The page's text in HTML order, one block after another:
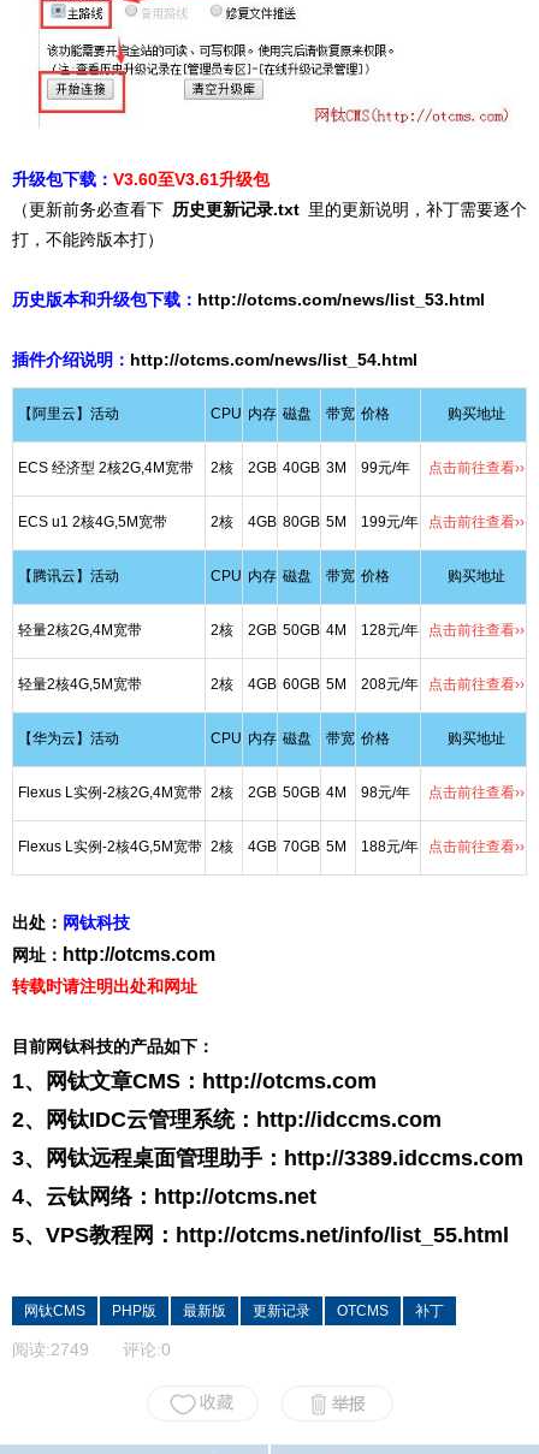
升级包下载： V3.60至V3.61升级包
（更新前务必查看下 历史更新记录.txt 里的更新说明，补丁需要逐个
打，不能跨版本打）
历史版本和升级包下载： http://otcms.com/news/list_53.html
插件介绍说明： http://otcms.com/news/list_54.html
【阿里云】活动 CPU 内存 磁盘 带宽 价格 购买地址
ECS 经济型 2核2G,4M宽带 2核 2GB 40GB 3M 99元/年 点击前往查看››
ECS u1 2核4G,5M宽带 2核 4GB 80GB 5M 199元/年 点击前往查看››
【腾讯云】活动 CPU 内存 磁盘 带宽 价格 购买地址
轻量2核2G,4M宽带 2核 2GB 50GB 4M 128元/年 点击前往查看››
轻量2核4G,5M宽带 2核 4GB 60GB 5M 208元/年 点击前往查看››
【华为云】活动 CPU 内存 磁盘 带宽 价格 购买地址
Flexus L实例-2核2G,4M宽带 2核 2GB 50GB 4M 98元/年 点击前往查看››
Flexus L实例-2核4G,5M宽带 2核 4GB 70GB 5M 188元/年 点击前往查看››
出处： 网钛科技
网址： http://otcms.com
转载时请注明出处和网址
目前网钛科技的产品如下：
1、网钛文章CMS： http://otcms.com
2、网钛IDC云管理系统： http://idccms.com
3、网钛远程桌面管理助手： http://3389.idccms.com
4、云钛网络： http://otcms.net
5、VPS教程网： http://otcms.net/info/list_55.html
网钛CMS PHP版 最新版 更新记录 OTCMS 补丁
阅读:2749 评论:0